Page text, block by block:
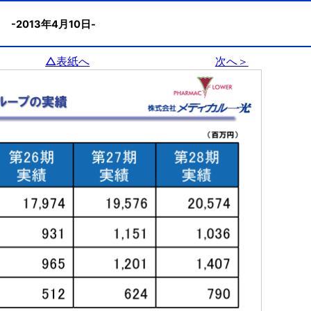
-2013年4月10日-
△表紙へ 次へ＞